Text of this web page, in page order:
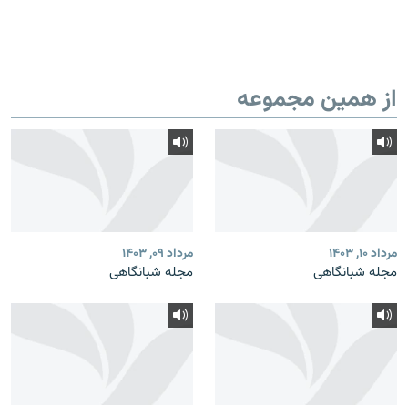
از همین مجموعه
مرداد ۱۰, ۱۴۰۳
مجله شبانگاهی
مرداد ۰۹, ۱۴۰۳
مجله شبانگاهی